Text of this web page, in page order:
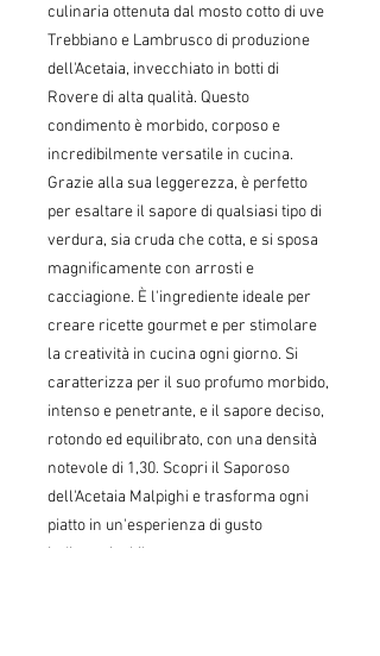
culinaria ottenuta dal mosto cotto di uve
Trebbiano e Lambrusco di produzione
dell'Acetaia, invecchiato in botti di
Rovere di alta qualità. Questo
condimento è morbido, corposo e
incredibilmente versatile in cucina.
Grazie alla sua leggerezza, è perfetto
per esaltare il sapore di qualsiasi tipo di
verdura, sia cruda che cotta, e si sposa
magnificamente con arrosti e
cacciagione. È l'ingrediente ideale per
creare ricette gourmet e per stimolare
la creatività in cucina ogni giorno. Si
caratterizza per il suo profumo morbido,
intenso e penetrante, e il sapore deciso,
rotondo ed equilibrato, con una densità
notevole di 1,30. Scopri il Saporoso
dell'Acetaia Malpighi e trasforma ogni
piatto in un'esperienza di gusto
indimenticabile.